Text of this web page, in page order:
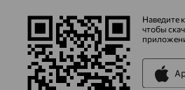
Наведите
чтобы